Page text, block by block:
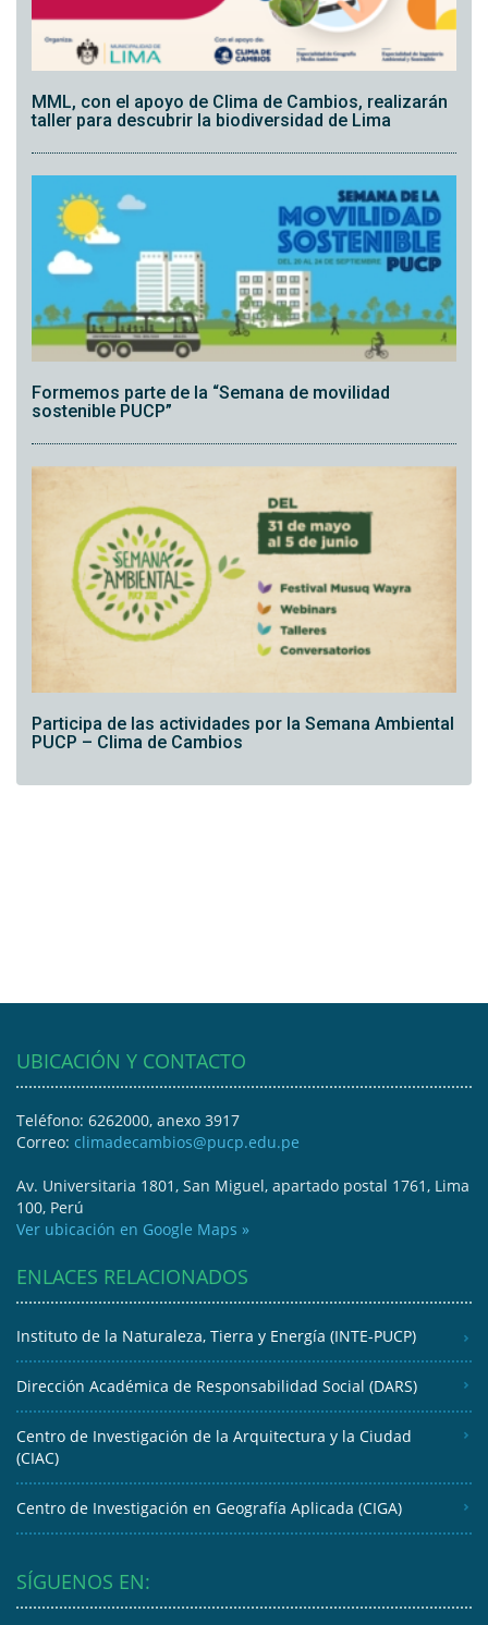
MML, con el apoyo de Clima de Cambios, realizarán
taller para descubrir la biodiversidad de Lima
Formemos parte de la “Semana de movilidad
sostenible PUCP”
Participa de las actividades por la Semana Ambiental
PUCP – Clima de Cambios
UBICACIÓN Y CONTACTO
Teléfono: 6262000, anexo 3917
Correo: climadecambios@pucp.edu.pe
Av. Universitaria 1801, San Miguel, apartado postal 1761, Lima
100, Perú
Ver ubicación en Google Maps »
ENLACES RELACIONADOS
Instituto de la Naturaleza, Tierra y Energía (INTE-PUCP)
Dirección Académica de Responsabilidad Social (DARS)
Centro de Investigación de la Arquitectura y la Ciudad
(CIAC)
Centro de Investigación en Geografía Aplicada (CIGA)
SÍGUENOS EN: